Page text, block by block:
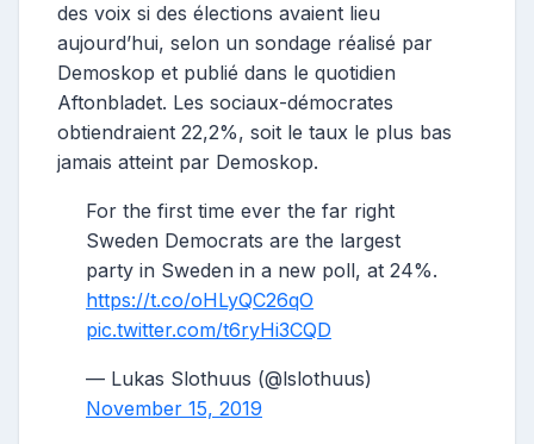
des voix si des élections avaient lieu
aujourd’hui, selon un sondage réalisé par
Demoskop et publié dans le quotidien
Aftonbladet. Les sociaux-démocrates
obtiendraient 22,2%, soit le taux le plus bas
jamais atteint par Demoskop.
For the first time ever the far right
Sweden Democrats are the largest
party in Sweden in a new poll, at 24%.
https://t.co/oHLyQC26qO
pic.twitter.com/t6ryHi3CQD
— Lukas Slothuus (@lslothuus)
November 15, 2019